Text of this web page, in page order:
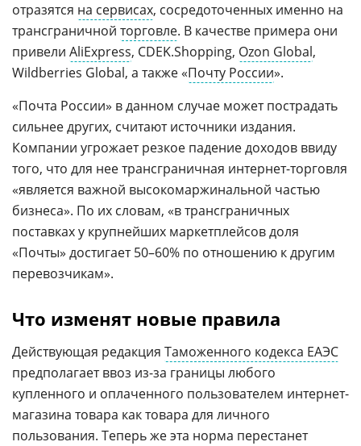
отразятся на сервисах, сосредоточенных именно на
трансграничной торговле. В качестве примера они
привели AliExpress, CDEK.Shopping, Ozon Global,
Wildberries Global, а также «Почту России».
«Почта России» в данном случае может пострадать
сильнее других, считают источники издания.
Компании угрожает резкое падение доходов ввиду
того, что для нее трансграничная интернет-торговля
«является важной высокомаржинальной частью
бизнеса». По их словам, «в трансграничных
поставках у крупнейших маркетплейсов доля
«Почты» достигает 50–60% по отношению к другим
перевозчикам».
Что изменят новые правила
Действующая редакция Таможенного кодекса ЕАЭС
предполагает ввоз из-за границы любого
купленного и оплаченного пользователем интернет-
магазина товара как товара для личного
пользования. Теперь же эта норма перестанет